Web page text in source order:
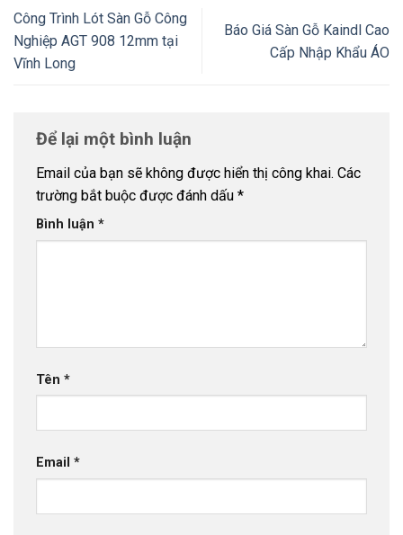
Công Trình Lót Sàn Gỗ Công
Nghiệp AGT 908 12mm tại
Vĩnh Long
Báo Giá Sàn Gỗ Kaindl Cao
Cấp Nhập Khẩu ÁO
Để lại một bình luận
Email của bạn sẽ không được hiển thị công khai. Các
trường bắt buộc được đánh dấu *
Bình luận *
Tên *
Email *